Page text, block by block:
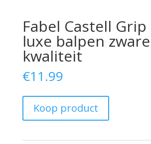
Fabel Castell
luxe balpen zware
kwaliteit
€11.99
Koop product